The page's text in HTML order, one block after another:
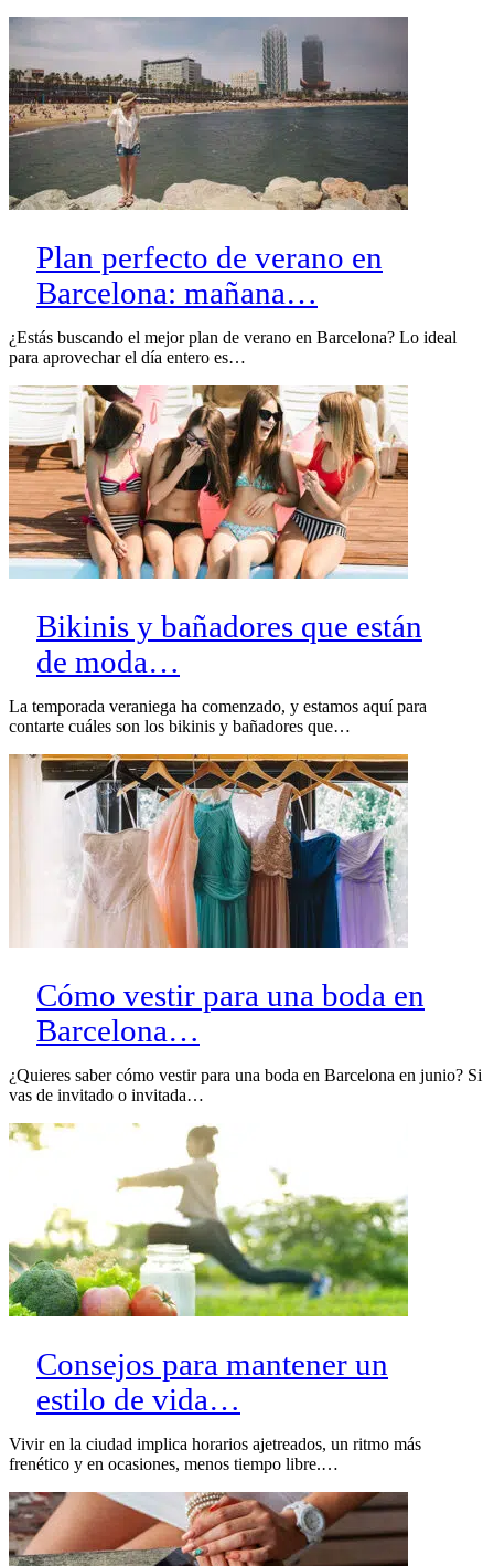
Plan perfecto de verano en
Barcelona: mañana…
¿Estás buscando el mejor plan de verano en Barcelona? Lo ideal
para aprovechar el día entero es…
Bikinis y bañadores que están
de moda…
La temporada veraniega ha comenzado, y estamos aquí para
contarte cuáles son los bikinis y bañadores que…
Cómo vestir para una boda en
Barcelona…
¿Quieres saber cómo vestir para una boda en Barcelona en junio? Si
vas de invitado o invitada…
Consejos para mantener un
estilo de vida…
Vivir en la ciudad implica horarios ajetreados, un ritmo más
frenético y en ocasiones, menos tiempo libre.…